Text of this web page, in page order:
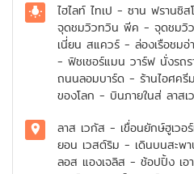
ไฮไลท์ ไทเป - ซาน ฟรานซิ
จุดชมวิวทวิน พีค - จุดชมวิว
เนี่ยน สแควร์ - ล่องเรือชมอ่
- ฟิชเชอร์แมน วาร์ฟ นั่งรถร
ถนนลอมบาร์ด - ร้านไอศครี
ของโลก - บินภายในสู่ ลาส
เมืองเพจ - แอนเทลโลฟ แค
ด์ - เซนต์ จอร์จ - ลาส เวกั
เมาท์เท่น - ชมเมือง - เดินช
ลาส เวกัส - เขื่อนยักษ์ฮูเว
ยอน เวสต์ริม - เดินบนสะพ
ลอส แองเจลิส - ช้อปปิ้ง เอ